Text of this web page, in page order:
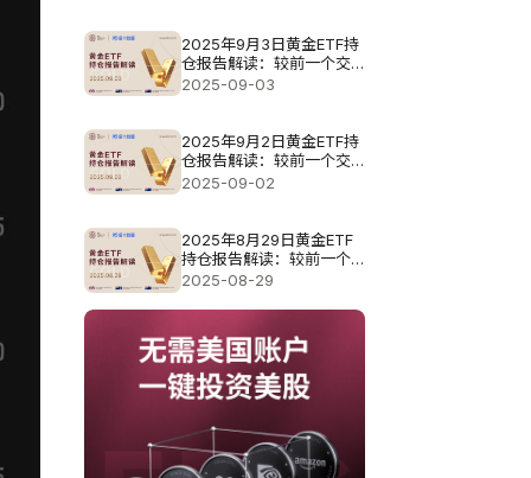
2025年9月3日黄金ETF持
仓报告解读：较前一个交
易日大幅增加12.88吨
2025-09-03
2025年9月2日黄金ETF持
仓报告解读：较前一个交
易日维持不变
2025-09-02
2025年8月29日黄金ETF
持仓报告解读：较前一个
交易日增加5.44吨
2025-08-29